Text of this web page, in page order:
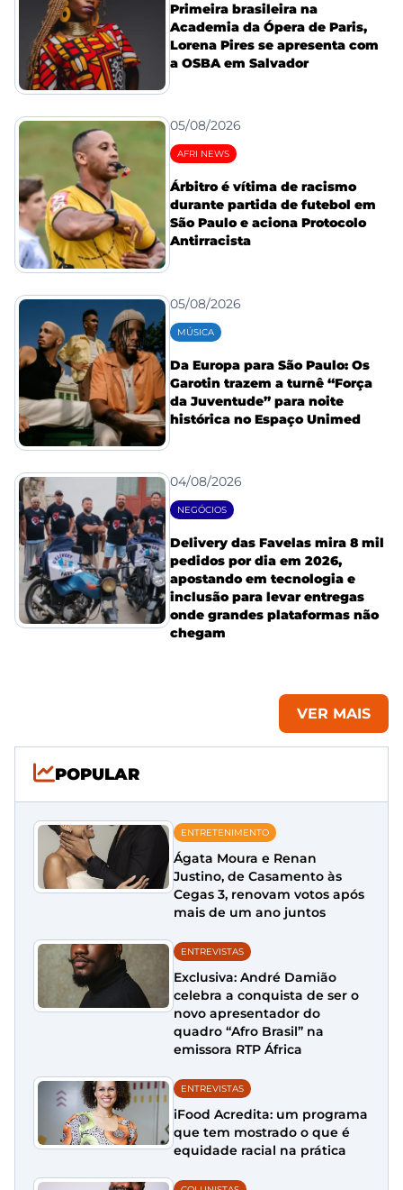
Primeira brasileira na
Academia da Ópera de Paris,
Lorena Pires se apresenta com
a OSBA em Salvador
05/08/2026
AFRI NEWS
Árbitro é vítima de racismo
durante partida de futebol em
São Paulo e aciona Protocolo
Antirracista
05/08/2026
MÚSICA
Da Europa para São Paulo: Os
Garotin trazem a turnê “Força
da Juventude” para noite
histórica no Espaço Unimed
04/08/2026
NEGÓCIOS
Delivery das Favelas mira 8 mil
pedidos por dia em 2026,
apostando em tecnologia e
inclusão para levar entregas
onde grandes plataformas não
chegam
VER MAIS
POPULAR
ENTRETENIMENTO
Ágata Moura e Renan
Justino, de Casamento às
Cegas 3, renovam votos após
mais de um ano juntos
ENTREVISTAS
Exclusiva: André Damião
celebra a conquista de ser o
novo apresentador do
quadro “Afro Brasil” na
emissora RTP África
ENTREVISTAS
iFood Acredita: um programa
que tem mostrado o que é
equidade racial na prática